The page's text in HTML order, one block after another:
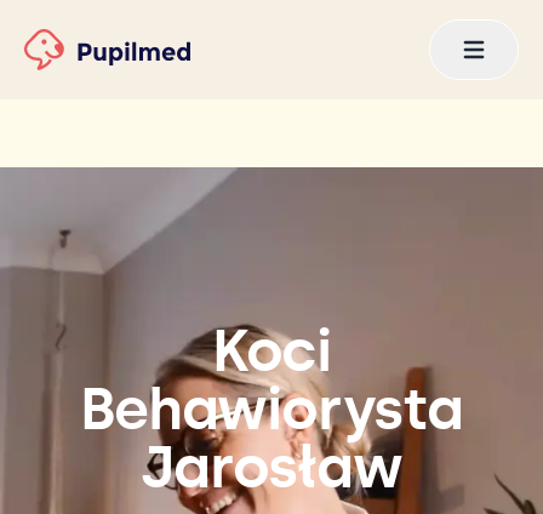
Koci
Behawiorysta
Jarosław